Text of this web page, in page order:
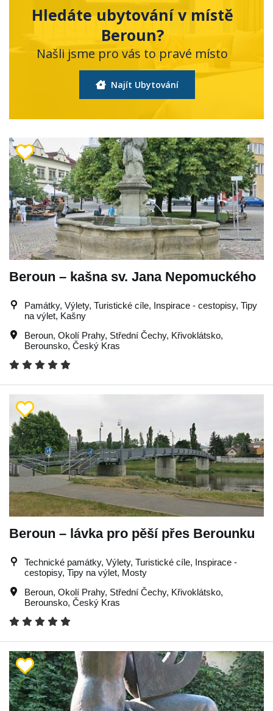
Hledáte ubytování v místě
Beroun?
Našli jsme pro vás to pravé místo
Najít Ubytování
Beroun – kašna sv. Jana Nepomuckého
Památky, Výlety, Turistické cíle, Inspirace - cestopisy, Tipy
na výlet, Kašny
Beroun, Okolí Prahy, Střední Čechy, Křivoklátsko,
Berounsko, Český Kras
Beroun – lávka pro pěší přes Berounku
Technické památky, Výlety, Turistické cíle, Inspirace -
cestopisy, Tipy na výlet, Mosty
Beroun, Okolí Prahy, Střední Čechy, Křivoklátsko,
Berounsko, Český Kras